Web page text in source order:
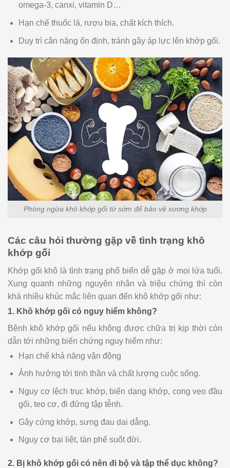
omega-3, canxi, vitamin D…
Hạn chế thuốc lá, rượu bia, chất kích thích.
Duy trì cân nặng ổn định, tránh gây áp lực lên khớp gối.
Phòng ngừa khô khớp gối từ sớm để bảo vệ xương khớp
Các câu hỏi thường gặp về tình trạng khô
khớp gối
Khớp gối khô là tình trạng phổ biến dễ gặp ở mọi lứa tuổi.
Xung quanh những nguyên nhân và triệu chứng thì còn
khá nhiều khúc mắc liên quan đến khô khớp gối như:
1. Khô khớp gối có nguy hiểm không?
Bệnh khô khớp gối nếu không được chữa trị kịp thời còn
dẫn tới những biến chứng nguy hiểm như:
Hạn chế khả năng vận động
Ảnh hưởng tới tinh thần và chất lượng cuộc sống.
Nguy cơ lệch trục khớp, biến dạng khớp, cong vẹo đầu
gối, teo cơ, đi đứng tập tễnh.
Gây cứng khớp, sưng đau dai dẳng.
Nguy cơ bại liệt, tàn phế suốt đời.
2. Bị khô khớp gối có nên đi bộ và tập thể dục không?